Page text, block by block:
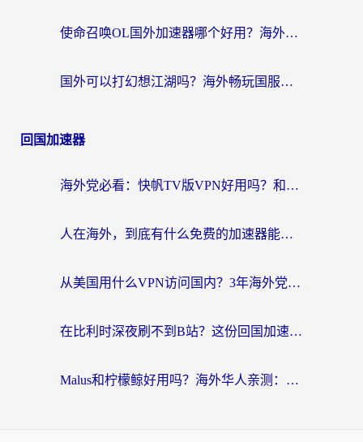
使命召唤OL国外加速器哪个好用？海外玩家亲测的国服游戏加速终极指南
国外可以打幻想江湖吗？海外畅玩国服游戏的终极指南
回国加速器
海外党必看：快帆TV版VPN好用吗？和Easyback VPN对比哪个回国效果更好？附2026真实测评
人在海外，到底有什么免费的加速器能让我安心追剧打游戏？
从美国用什么VPN访问国内？3年海外党亲测：选对工具才能无缝刷B站、看腾讯视频
在比利时深夜刷不到B站？这份回国加速器避坑指南请收好
Malus和柠檬鲸好用吗？海外华人亲测：回国加速器怎么选才不踩坑？